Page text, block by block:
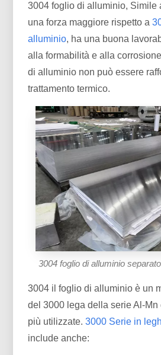
3004 foglio di alluminio, Simile
una forza maggiore rispetto a
alluminio, ha una buona
alla formabilità e alla
di alluminio non può essere
trattamento termico.
3004 foglio di alluminio
3004 il foglio di alluminio è un
del 3000 lega della serie Al-
più utilizzate.3000 Serie in
include anche: